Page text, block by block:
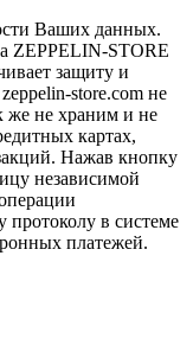
Ваших данных.
ZEPPELIN-STORE
защиту и
store.com не
же не храним и не
картах,
Нажав кнопку
независимой
в системе
платежей.